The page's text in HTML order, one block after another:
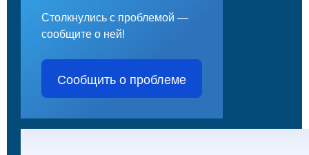
Столкнулись с проблемой —
сообщите о ней!
Сообщить о проблеме